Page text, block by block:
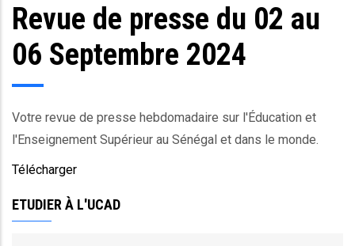
Revue de presse du 02 au
06 Septembre 2024
Votre revue de presse hebdomadaire sur l'Éducation et
l'Enseignement Supérieur au Sénégal et dans le monde.
Télécharger
ETUDIER À L'UCAD